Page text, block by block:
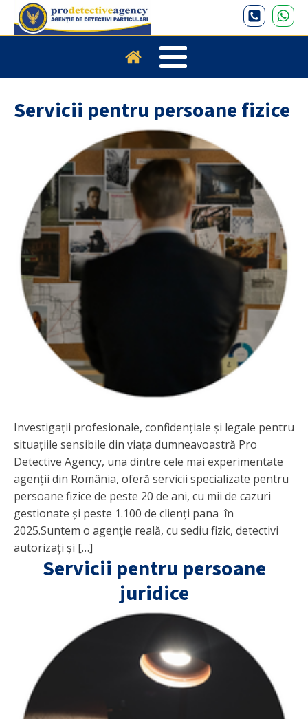
Servicii pentru persoane fizice
Investigații profesionale, confidențiale și legale pentru
situațiile sensibile din viața dumneavoastră Pro
Detective Agency, una dintre cele mai experimentate
agenții din România, oferă servicii specializate pentru
persoane fizice de peste 20 de ani, cu mii de cazuri
gestionate și peste 1.100 de clienți pana în
2025.Suntem o agenție reală, cu sediu fizic, detectivi
autorizați și […]
Servicii pentru persoane
juridice